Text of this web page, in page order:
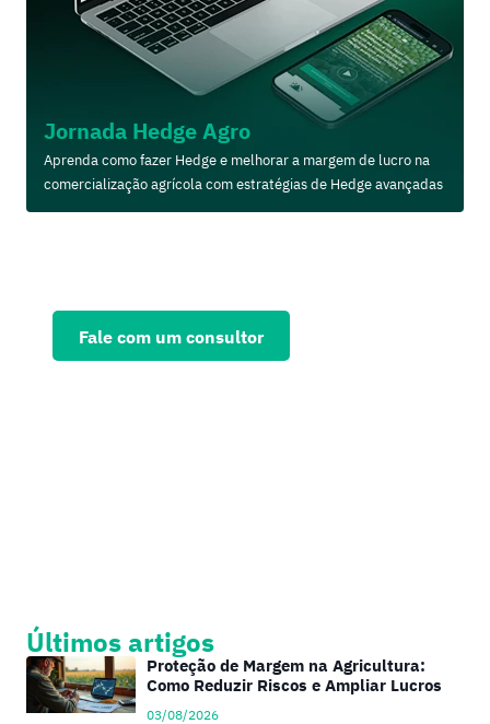
Jornada Hedge Agro
Aprenda como fazer Hedge e melhorar a margem de lucro na
comercialização agrícola com estratégias de Hedge avançadas
Fale com um consultor
Últimos artigos
Proteção de Margem na Agricultura:
Como Reduzir Riscos e Ampliar Lucros
03/08/2026